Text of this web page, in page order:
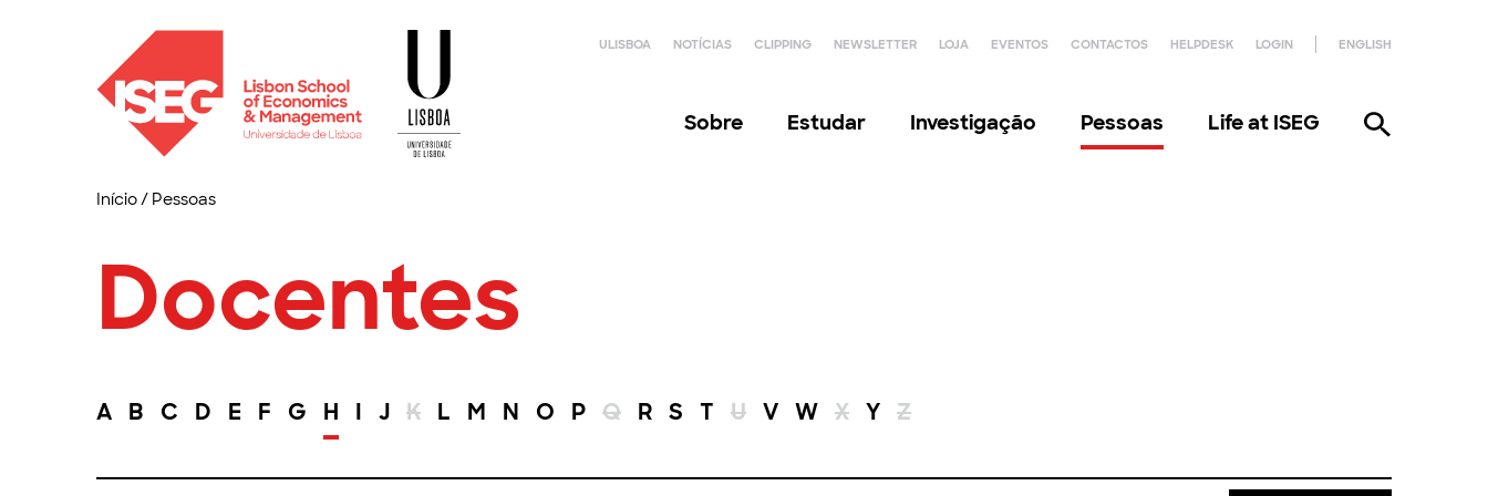
ULISBOA NOTÍCIAS CLIPPING NEWSLETTER LOJA EVENTOS CONTACTOS HELPDESK LOGIN ENGLISH
Sobre Estudar Investigação Pessoas Life at ISEG
Início/ Pessoas
Docentes
A B C D E F G H I J K L M N O P Q R S T U V W X Y Z